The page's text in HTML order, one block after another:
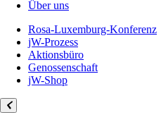
Über uns
Rosa-Luxemburg-Konferenz
jW-Prozess
Aktionsbüro
Genossenschaft
jW-Shop